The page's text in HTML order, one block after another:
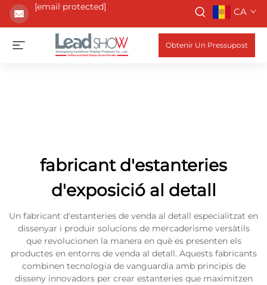
[email protected] CA
Obtenir Un Pressupost
fabricant d'estanteries
d'exposició al detall
Un fabricant d'estanteries de venda al detall especialitzat en
dissenyar i produir solucions de mercaderisme versàtils
que revolucionen la manera en què es presenten els
productes en entorns de venda al detall. Aquests fabricants
combinen tecnologia de vanguardia amb principis de
disseny innovadors per crear estanteries que maximitzen